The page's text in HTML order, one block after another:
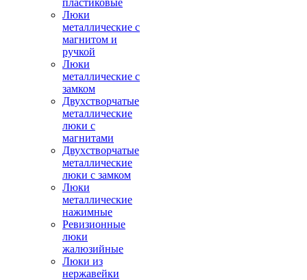
пластиковые
Люки
металлические с
магнитом и
ручкой
Люки
металлические с
замком
Двухстворчатые
металлические
люки с
магнитами
Двухстворчатые
металлические
люки с замком
Люки
металлические
нажимные
Ревизионные
люки
жалюзийные
Люки из
нержавейки